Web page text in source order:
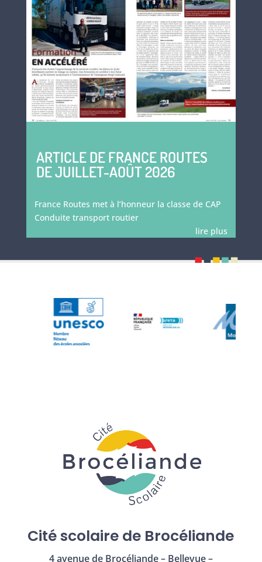
ARTICLE DE FRANCE ROUTES
DE JUILLET-AOÛT 2026
France Routes met à l’honneur la classe de CAP
Conduite transport routier
lire plus
Cité scolaire de Brocéliande
4 avenue de Brocéliande – Bellevue –